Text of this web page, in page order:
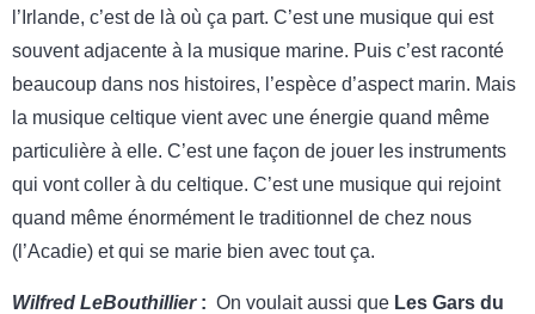
l’Irlande, c’est de là où ça part. C’est une musique qui est
souvent adjacente à la musique marine. Puis c’est raconté
beaucoup dans nos histoires, l’espèce d’aspect marin. Mais
la musique celtique vient avec une énergie quand même
particulière à elle. C’est une façon de jouer les instruments
qui vont coller à du celtique. C’est une musique qui rejoint
quand même énormément le traditionnel de chez nous
(l’Acadie) et qui se marie bien avec tout ça.
Wilfred LeBouthillier: On voulait aussi que Les Gars du